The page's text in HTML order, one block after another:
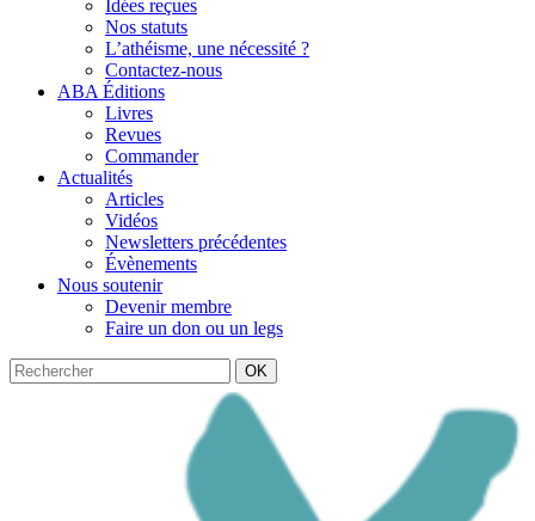
Idées reçues
Nos statuts
L’athéisme, une nécessité ?
Contactez-nous
ABA Éditions
Livres
Revues
Commander
Actualités
Articles
Vidéos
Newsletters précédentes
Évènements
Nous soutenir
Devenir membre
Faire un don ou un legs
OK